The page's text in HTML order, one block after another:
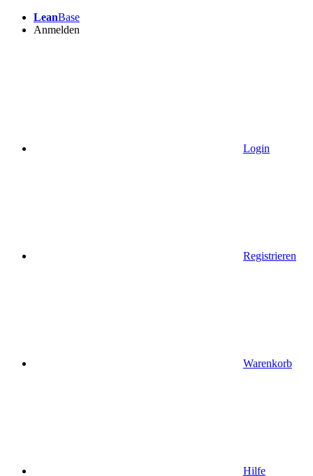
LeanBase
Anmelden
Login
Registrieren
Warenkorb
Hilfe